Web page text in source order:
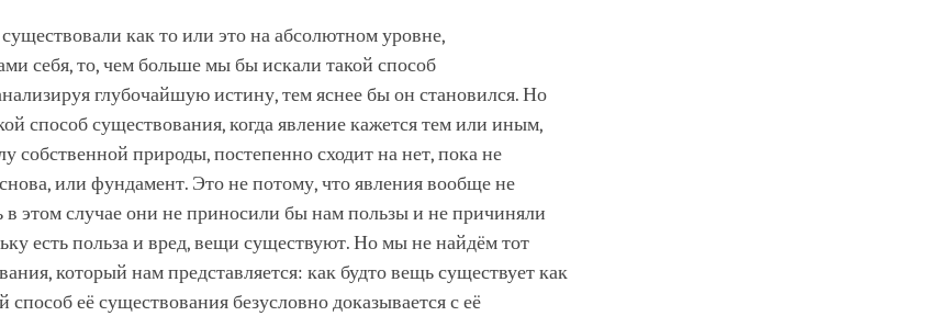
как то или это на абсолютном уровне,
себя, то, чем больше мы бы искали такой способ
глубочайшую истину, тем яснее бы он становился. Но
способ существования, когда явление кажется тем или иным,
собственной природы, постепенно сходит на нет, пока не
или фундамент. Это не потому, что явления вообще не
в этом случае они не приносили бы нам пользы и не причиняли
есть польза и вред, вещи существуют. Но мы не найдём тот
который нам представляется: как будто вещь существует как
способ её существования безусловно доказывается с её